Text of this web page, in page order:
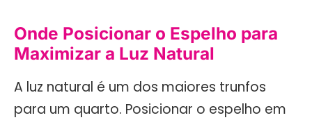
Onde Posicionar o Espelho para
Maximizar a Luz Natural
A luz natural é um dos maiores trunfos
para um quarto. Posicionar o espelho em